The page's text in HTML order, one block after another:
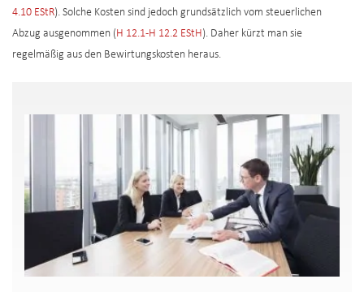
4.10 EStR). Solche Kosten sind jedoch grundsätzlich vom steuerlichen
Abzug ausgenommen (H 12.1-H 12.2 EStH). Daher kürzt man sie
regelmäßig aus den Bewirtungskosten heraus.